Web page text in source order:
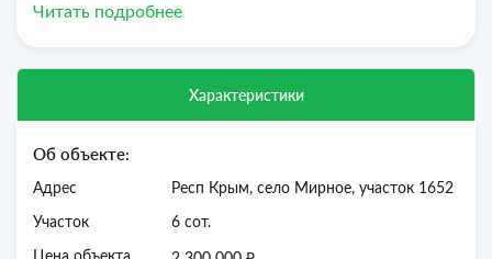
Экологически чистый район!
Звоните в любое время. Оперативный показ.
Без комиссии для покупателя!
Читать подробнее
Характеристики
Об объекте:
Адрес Респ Крым, село Мирное, участок 1652
Участок 6 сот.